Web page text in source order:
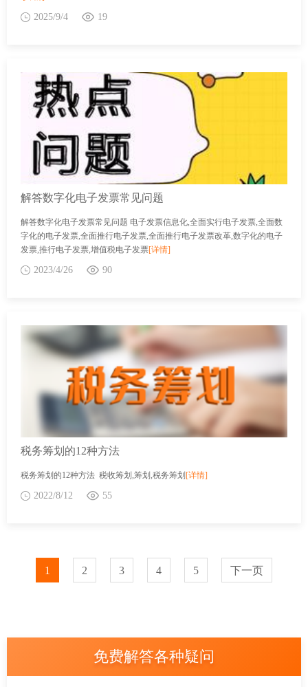
2025/9/4 19
解答数字化电子发票常见问题
解答数字化电子发票常见问题 电子发票信息化,全面实行电子发票,全面数
字化的电子发票,全面推行电子发票,全面推行电子发票改革,数字化的电子
发票,推行电子发票,增值税电子发票[详情]
2023/4/26 90
税务筹划的12种方法
税务筹划的12种方法 税收筹划,筹划,税务筹划 [详情]
2022/8/12 55
1 2 3 4 5 下一页
免费解答各种疑问